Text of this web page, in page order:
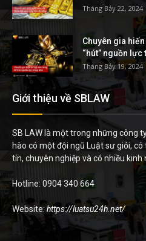
Tháng Bảy 22, 2024
Chuyên gia
“hút” nguồn
Tháng Bảy 19, 2024
Giới thiệu về SBLAW
SB LAW là một trong những công
hào có một đội ngũ Luật sư giỏi,
tín, chuyên nghiệp và có nhiều
Hotline: 0904 340 664
Website: https://luatsu24h.net/